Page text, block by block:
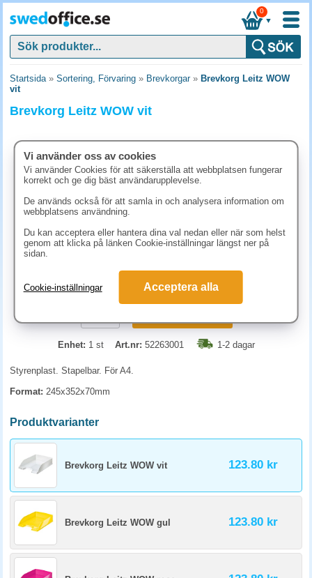
▼
0
Startsida» Sortering, Förvaring » Brevkorgar» Brevkorg Leitz WOW
vit
Brevkorg Leitz WOW vit
123.80 kr (inkl. moms)
Enhet: 1 st Art.nr: 52263001 1-2 dagar
Styrenplast. Stapelbar. För A4.
Format: 245x352x70mm
Produktvarianter
Brevkorg Leitz WOW vit 123.80 kr
Brevkorg Leitz WOW gul 123.80 kr
Vi använder oss av cookies
Vi använder Cookies för att säkerställa att webbplatsen fungerar
korrekt och ge dig bäst användarupplevelse.
De används också för att samla in och analysera information om
webbplatsens användning.
Du kan acceptera eller hantera dina val nedan eller när som helst
genom att klicka på länken Cookie-inställningar längst ner på
sidan.
Cookie-inställningar Acceptera alla